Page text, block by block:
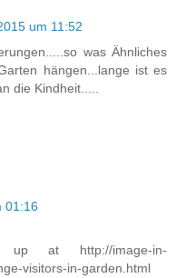
um 11:52
was Ähnliches
hängen...lange ist es
die Kindheit.....
01:16
at http://image-in-
visitors-in-garden.html